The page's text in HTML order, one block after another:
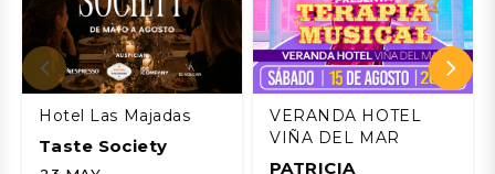
Hotel Las Majadas
Taste Society
VERANDA HOTEL
VIÑA DEL MAR
PATRICIA